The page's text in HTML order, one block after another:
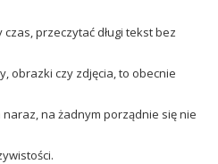
przeczytać długi tekst bez
obrazki czy zdjęcia, to obecnie
na żadnym porządnie się nie